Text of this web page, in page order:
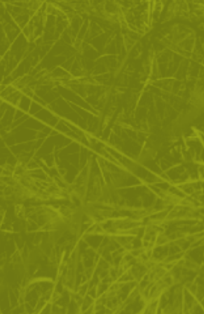
Ние използваме бисквитки, за да
подобряване на нашите услуги и
ЗА ПАЗАРУВАНЕТО
ПОЛЕЗНО ЗА
АБОНАМЕНТ ЗА
✓ нови продукти
✓ стартиращи
✓ актуални
✓ ексклузивни
✓ ново от нашия